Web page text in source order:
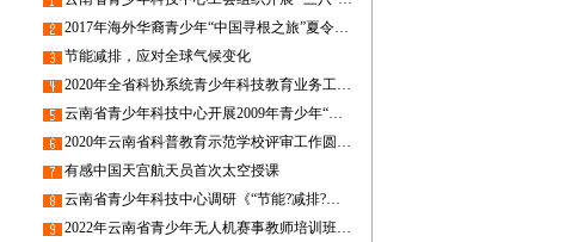
2017年海外华裔青少年“中国寻根之旅”夏令营(德宏营)暨第三届“中缅青少年科普交流活动”正式启动
节能减排，应对全球气候变化
2020年全省科协系统青少年科技教育业务工作培训班在昆明成功举办
云南省青少年科技中心开展2009年青少年“防灾减灾日”消防科普宣传活动
2020年云南省科普教育示范学校评审工作圆满结束
有感中国天宫航天员首次太空授课
云南省青少年科技中心调研《“节能?减排?环保”系列活动手册(小学篇)》使用情况
2022年云南省青少年无人机赛事教师培训班即将开班！